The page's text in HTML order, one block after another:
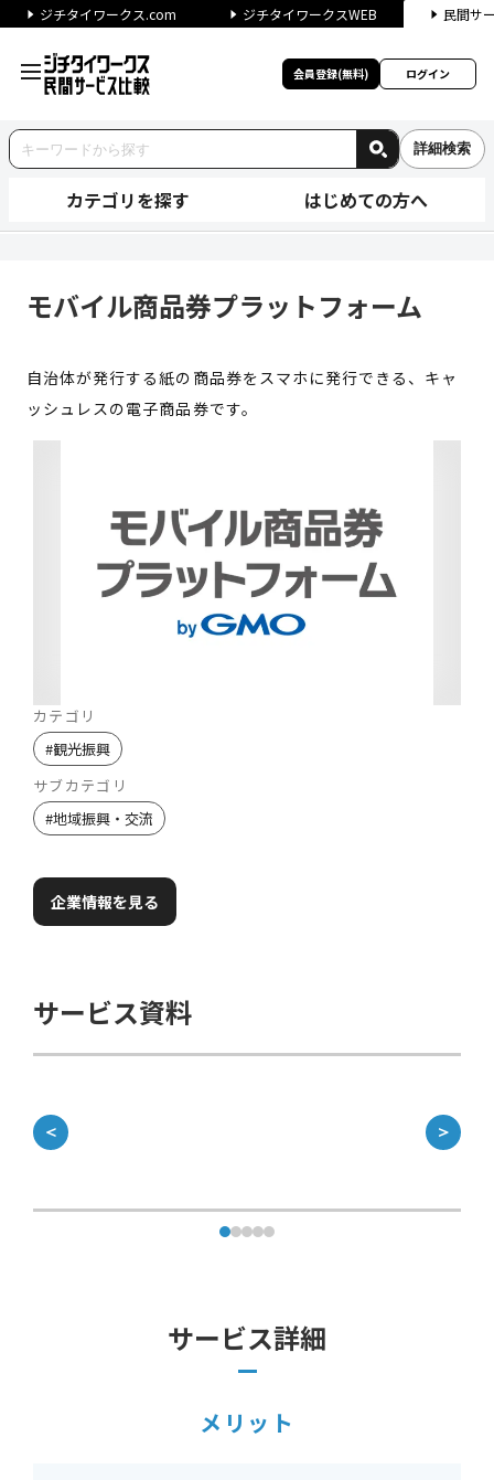
ジチタイワークス.com ジチタイワークスWEB 民間サ
会員登録(無料) ログイン
詳細検索
カテゴリを探す はじめての方へ
モバイル商品券プラットフォーム
自治体が発行する紙の商品券をスマホに発行できる、キャ
ッシュレスの電子商品券です。
カテゴリ
#観光振興
サブカテゴリ
#地域振興・交流
企業情報を見る
サービス資料
＜ ＞
サービス詳細
メリット